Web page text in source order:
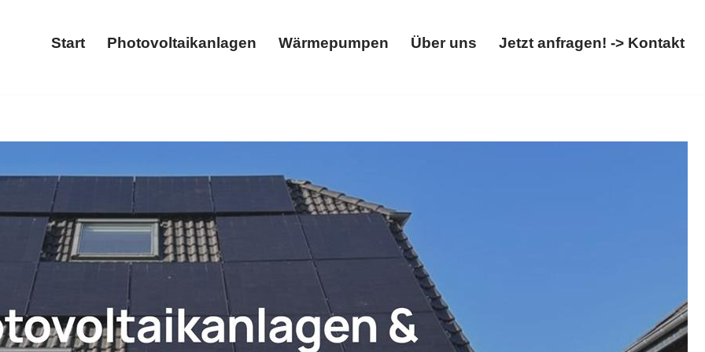
Start Photovoltaikanlagen Wärmepumpen Über uns Jetzt anfragen! -> Kontakt
✓Stromspeicher, Photovoltaikanlage, Wärmepumpe, Wallbox verfügbar. Sofort bei 𝐖𝐎𝐋𝐓𝐈𝐂𝐒:
als auch ✓Wallbox für Seiwerath, Ihr Solar & Wärmepumpenexperte. Wir freuen uns auf Ihren Besuch